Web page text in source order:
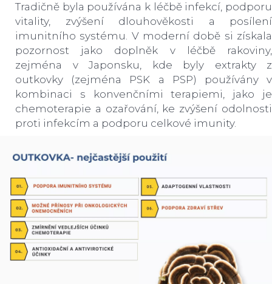
Tradičně byla používána k léčbě infekcí, podporu
vitality, zvýšení dlouhověkosti a posílení
imunitního systému. V moderní době si získala
pozornost jako doplněk v léčbě rakoviny,
zejména v Japonsku, kde byly extrakty z
outkovky (zejména PSK a PSP) používány v
kombinaci s konvenčními terapiemi, jako je
chemoterapie a ozařování, ke zvýšení odolnosti
proti infekcím a podporu celkové imunity.